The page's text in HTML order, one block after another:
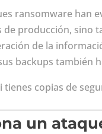
ransomware han
producción, sino
de la
backups también
tienes copias de
un